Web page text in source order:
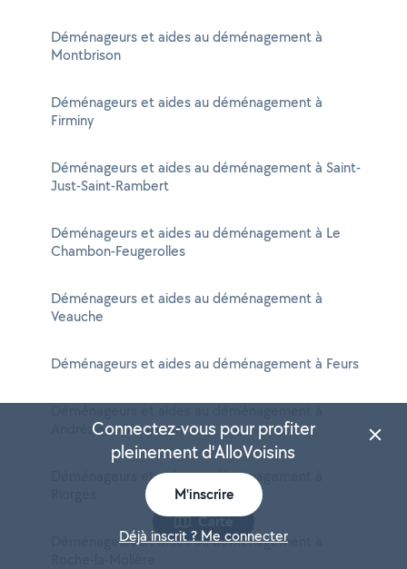
Déménageurs et aides au déménagement à
Montbrison
Déménageurs et aides au déménagement à
Firminy
Déménageurs et aides au déménagement à Saint-
Just-Saint-Rambert
Déménageurs et aides au déménagement à Le
Chambon-Feugerolles
Déménageurs et aides au déménagement à
Veauche
Déménageurs et aides au déménagement à Feurs
Andrézieux-Bouthéon
Déménageurs et aides au déménagement à
Déménageurs et aides au déménagement à
Carte
Connectez-vous pour profiter
pleinement d'AlloVoisins
M'inscrire
Déjà inscrit ? Me connecter